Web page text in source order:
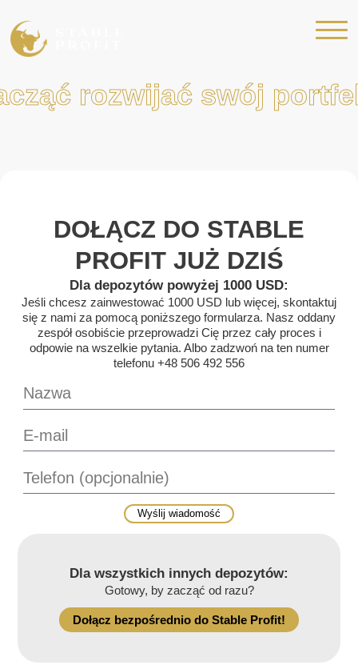
rozwijać swój
DOŁĄCZ DO STABLE
PROFIT JUŻ DZIŚ
Dla depozytów powyżej 1000 USD:
Jeśli chcesz zainwestować 1000 USD lub więcej, skontaktuj
się z nami za pomocą poniższego formularza. Nasz oddany
zespół osobiście przeprowadzi Cię przez cały proces i
odpowie na wszelkie pytania. Albo zadzwoń na ten numer
telefonu +48 506 492 556
Wyślij wiadomość
Dla wszystkich innych depozytów:
Gotowy, by zacząć od razu?
Dołącz bezpośrednio do Stable Profit!